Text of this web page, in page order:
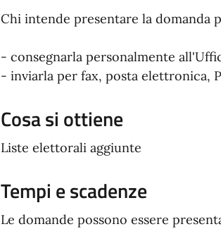
Chi intende presentare la domanda
- consegnarla personalmente
- inviarla per fax, posta elettronica,
Cosa si ottiene
Liste elettorali aggiunte
Tempi e scadenze
Le domande possono essere